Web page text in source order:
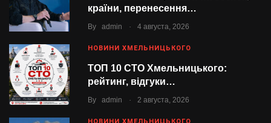
країни, перенесення…
By admin . 4 августа, 2026
НОВИНИ ХМЕЛЬНИЦЬКОГО
ТОП 10 СТО Хмельницького:
рейтинг, відгуки…
By admin . 2 августа, 2026